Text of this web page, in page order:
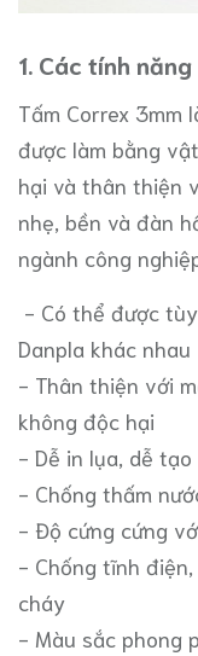
1. Các tính
Tấm Correx 3mm
được làm bằng
hại và thân thiện
nhẹ, bền và đàn
ngành công
- Có thể được
Danpla khác nhau
- Thân thiện với
không độc hại
- Dễ in lụa, dễ tạo
- Chống thấm
- Độ cứng cứng
- Chống tĩnh
cháy
- Màu sắc phong